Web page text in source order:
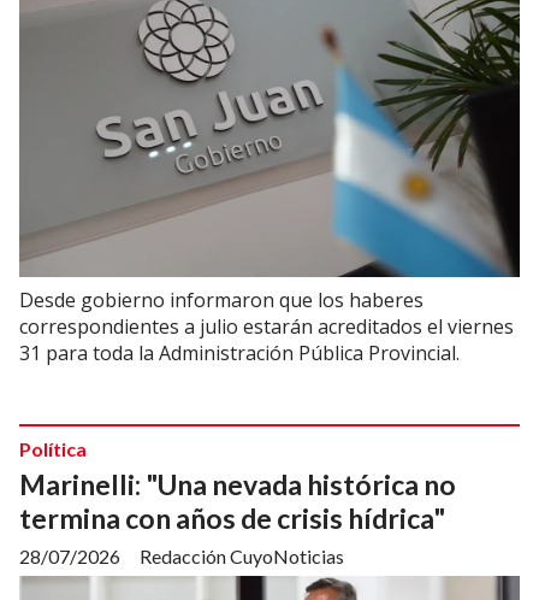
Desde gobierno informaron que los haberes
correspondientes a julio estarán acreditados el viernes
31 para toda la Administración Pública Provincial.
Marinelli: "Una nevada histórica no
termina con años de crisis hídrica"
Redacción CuyoNoticias
Política
28/07/2026